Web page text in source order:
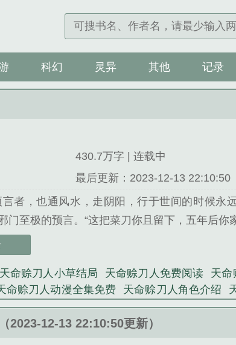
科幻 灵异 其他 记录
430.7万字 | 连载中
最后更新：2023-12-13 22:10:50
者，也通风水，走阴阳，行于世间的时候永
至极的预言。“这把菜刀你且留下，五年后你
子出生之时如若有鬼缠身，我再过来收钱”他
，请问赊刀人。...
武侠类小说。
天命赊刀人小草结局 天命赊刀人免费阅读 天命
命赊刀人动漫全集免费 天命赊刀人角色介绍
赊刀人漫画免费阅读 天命赊刀人王惊蛰结局
者简介 天命赊刀人人物关系图
2023-12-13 22:10:50更新）